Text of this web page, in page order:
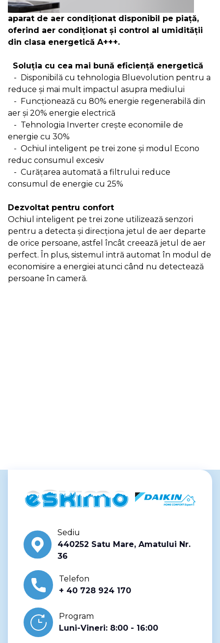
aparat de aer condiţionat disponibil pe piaţă,
oferind aer condiţionat şi control al umidităţii
din clasa energetică A+++.
Soluţia cu cea mai bună eficienţă energetică
- Disponibilă cu tehnologia Bluevolution pentru a
reduce şi mai mult impactul asupra mediului
- Funcţionează cu 80% energie regenerabilă din
aer şi 20% energie electrică
- Tehnologia Inverter creşte economiile de
energie cu 30%
- Ochiul inteligent pe trei zone şi modul Econo
reduc consumul excesiv
- Curăţarea automată a filtrului reduce
consumul de energie cu 25%
Dezvoltat pentru confort
Ochiul inteligent pe trei zone utilizează senzori
pentru a detecta şi direcţiona jetul de aer departe
de orice persoane, astfel încât creează jetul de aer
perfect. În plus, sistemul intră automat în modul de
economisire a energiei atunci când nu detectează
persoane în cameră.
Sediu
440252 Satu Mare, Amatului Nr.
36
Telefon
+ 40 728 924 170
Program
Luni-Vineri: 8:00 - 16:00